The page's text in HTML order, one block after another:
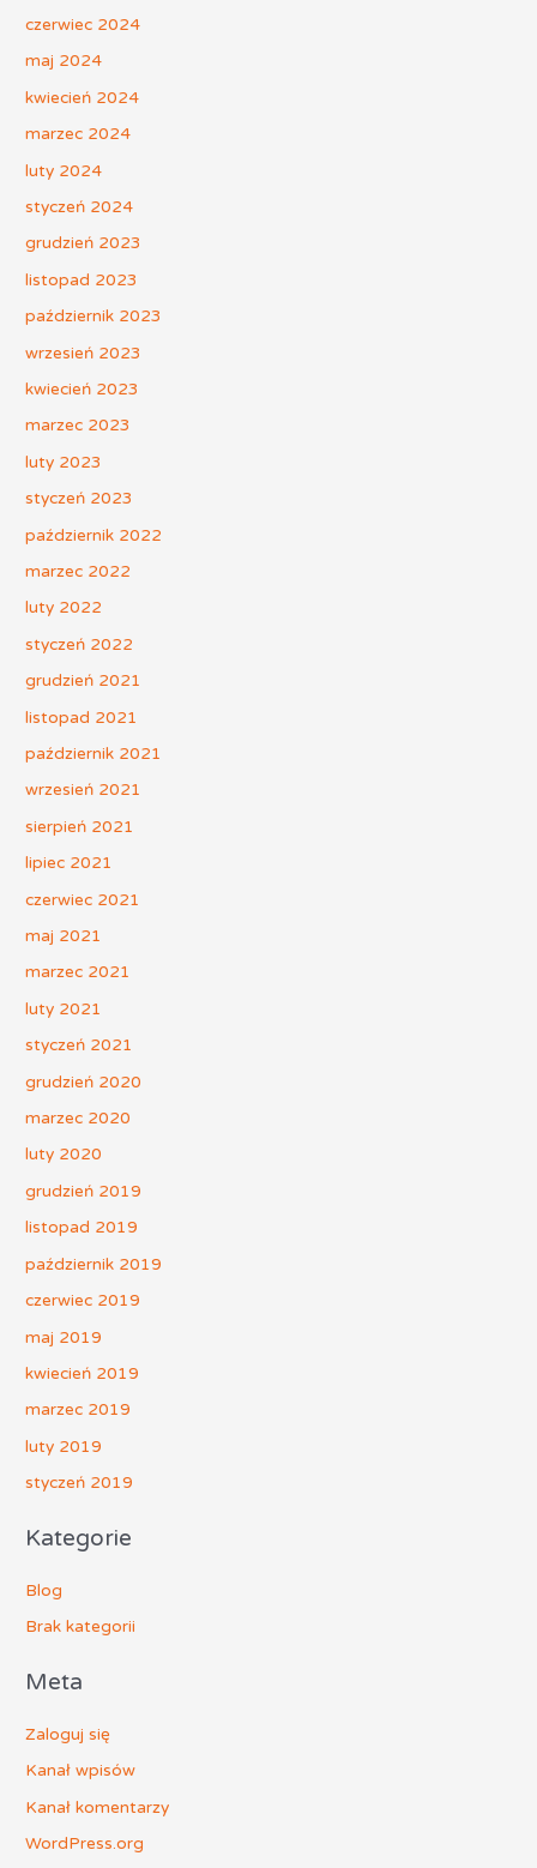
czerwiec 2024
maj 2024
kwiecień 2024
marzec 2024
luty 2024
styczeń 2024
grudzień 2023
listopad 2023
październik 2023
wrzesień 2023
kwiecień 2023
marzec 2023
luty 2023
styczeń 2023
październik 2022
marzec 2022
luty 2022
styczeń 2022
grudzień 2021
listopad 2021
październik 2021
wrzesień 2021
sierpień 2021
lipiec 2021
czerwiec 2021
maj 2021
marzec 2021
luty 2021
styczeń 2021
grudzień 2020
marzec 2020
luty 2020
grudzień 2019
listopad 2019
październik 2019
czerwiec 2019
maj 2019
kwiecień 2019
marzec 2019
luty 2019
styczeń 2019
Kategorie
Blog
Brak kategorii
Meta
Zaloguj się
Kanał wpisów
Kanał komentarzy
WordPress.org